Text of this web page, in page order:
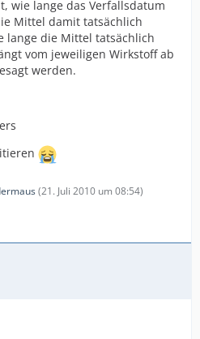
wie lange das Verfallsdatum
Mittel damit tatsächlich
lange die Mittel tatsächlich
vom jeweiligen Wirkstoff ab
werden.
(21. Juli 2010 um 08:54)